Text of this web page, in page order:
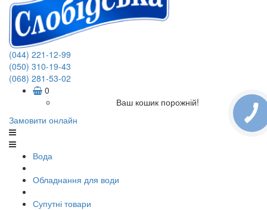
(044) 221-12-99
(050) 310-19-43
(068) 281-53-02
0
Ваш кошик порожній!
Замовити онлайн
Вода
Обладнання для води
Супутні товари